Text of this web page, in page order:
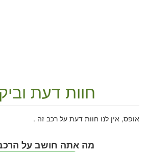
חוות דעת
אופס, אין לנו חוות דעת על רכב זה .
מה אתה חושב על